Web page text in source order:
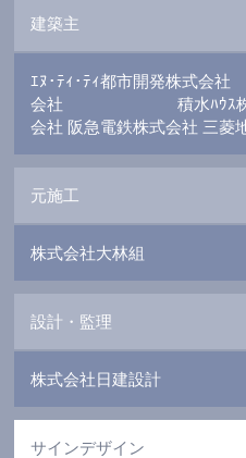
建築主
ｴﾇ･ﾃｨ･ﾃｨ都市開発株式会社
会社 積水ﾊｳｽ株式会
会社 阪急電鉄株式会社 三菱
元施工
株式会社大林組
設計・監理
株式会社日建設計
サインデザイン